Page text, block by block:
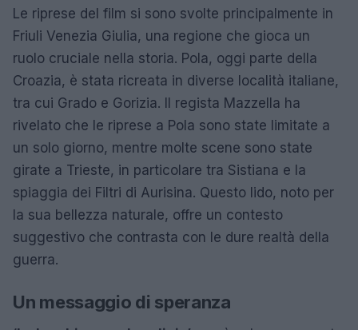
Le riprese del film si sono svolte principalmente in
Friuli Venezia Giulia, una regione che gioca un
ruolo cruciale nella storia. Pola, oggi parte della
Croazia, è stata ricreata in diverse località italiane,
tra cui Grado e Gorizia. Il regista Mazzella ha
rivelato che le riprese a Pola sono state limitate a
un solo giorno, mentre molte scene sono state
girate a Trieste, in particolare tra Sistiana e la
spiaggia dei Filtri di Aurisina. Questo lido, noto per
la sua bellezza naturale, offre un contesto
suggestivo che contrasta con le dure realtà della
guerra.
Un messaggio di speranza